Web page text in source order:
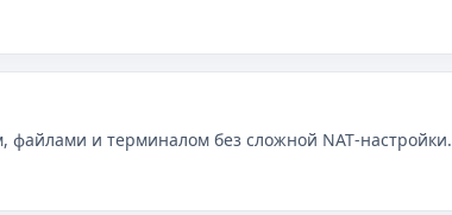
и терминалом без сложной NAT‑настройки.